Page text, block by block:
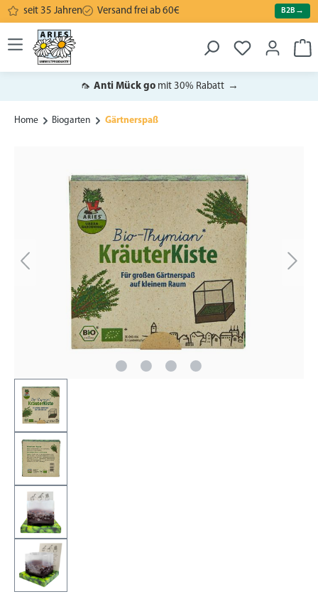
springen
seit 35 Jahren Versand frei ab 60€ B2B→
🦟 Anti Mück go mit 30% Rabatt →
Home Biogarten Gärtnerspaß